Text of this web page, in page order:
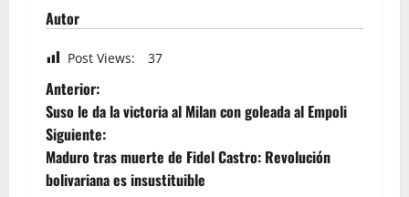
Autor
Post Views: 37
Anterior:
Suso le da la victoria al Milan con goleada al Empoli
Siguiente:
Maduro tras muerte de Fidel Castro: Revolución
bolivariana es insustituible